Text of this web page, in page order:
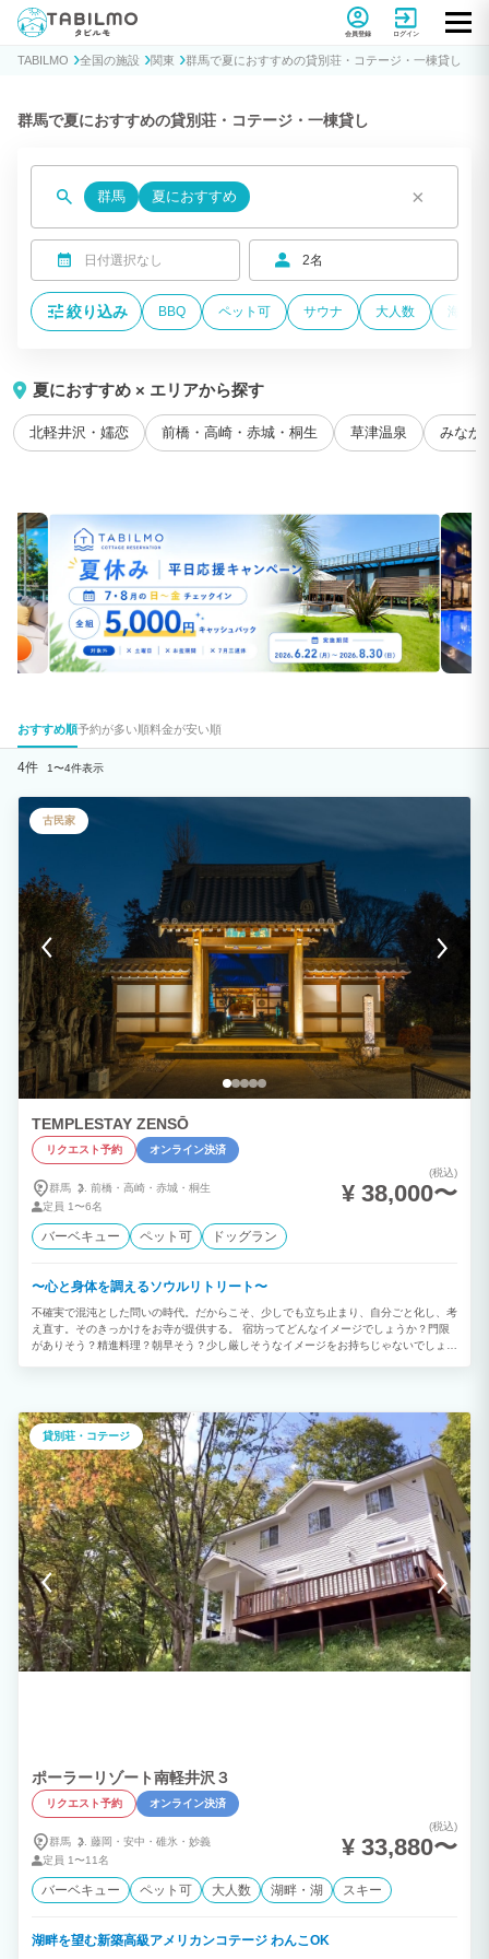
貸別荘コテージ・一棟貸し宿泊予約サイトTABILMO(タビルモ)
会員登録 ログイン
TABILMO 全国の施設 関東 群馬で夏におすすめの貸別荘・コテージ・一棟貸し
群馬で夏におすすめの貸別荘・コテージ・一棟貸し
群馬 夏におすすめ ×
日付選択なし 2名
絞り込み BBQ ペット可 サウナ 大人数 海が
夏におすすめ × エリアから探す
北軽井沢・嬬恋 前橋・高崎・赤城・桐生 草津温泉 みなか
おすすめ順予約が多い順料金が安い順
4件 1〜4件表示
古民家
TEMPLESTAY ZENSŌ
リクエスト予約 オンライン決済
群馬 前橋・ 高崎・ 赤城・ 桐生
定員 1〜6名
(税込)
¥ 38,000〜
バーベキュー ペット可 ドッグラン
〜心と身体を調えるソウルリトリート〜
不確実で混沌とした問いの時代。だからこそ、少しでも立ち止まり、自分ごと化し、考
え直す。そのきっかけをお寺が提供する。 宿坊ってどんなイメージでしょうか？門限
がありそう？精進料理？朝早そう？少し厳しそうなイメージをお持ちじゃないでしょう
このTEMPLE STAY ZENSŌは始まります。 □から1つ角が取れると△になり、全く角
がなくなると◯になる。施設玄関にある円窓から着想し、禅をシンプルに表現した
◯△□を起用。 ZENSŌはZEN「禅」とENSO「円窓」をかけ合わせ、様々な意味を内
包する言葉として編み出しました。ENSŌには、「円窓」や「円相」、ZENSŌには
「禅僧」「禅荘」（禅の宿泊施設）といった意味を内包します。随所にこういった禅の
要素、仏教の要素が散りばめられ、余白を楽しみながらも、人生にスパイスを加えるよ
うな宿泊施設がコンセプトです。
貸別荘・コテージ
ポーラーリゾート南軽井沢３
リクエスト予約 オンライン決済
群馬 藤岡・ 安中・ 碓氷・ 妙義
定員 1〜11名
(税込)
¥ 33,880〜
バーベキュー ペット可 大人数 湖畔・湖 スキー
湖畔を望む新築高級アメリカンコテージ わんこOK